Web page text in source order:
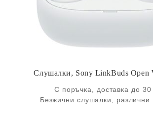
Слушалки, Sony LinkBuds Open
С поръчка, доставка до 30
Безжични слушалки, различни